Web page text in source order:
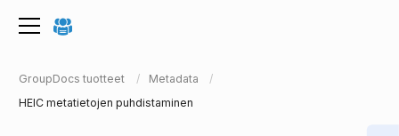
GroupDocs tuotteet
Metadata
HEIC metatietojen puhdistaminen